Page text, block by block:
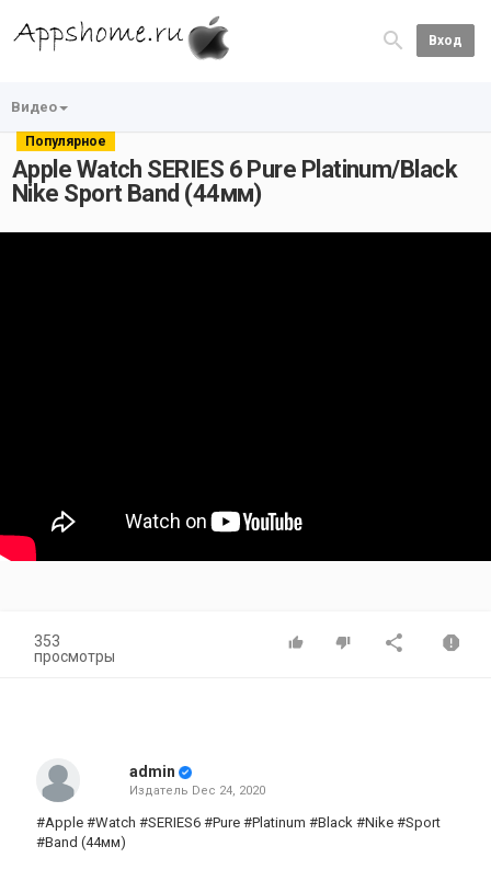
Вход
Видео
Популярное
Apple Watch SERIES 6 Pure Platinum/Black
Nike Sport Band (44мм)
353
просмотры
admin
Издатель Dec 24, 2020
#Apple #Watch #SERIES6 #Pure #Platinum #Black #Nike #Sport
#Band (44мм)